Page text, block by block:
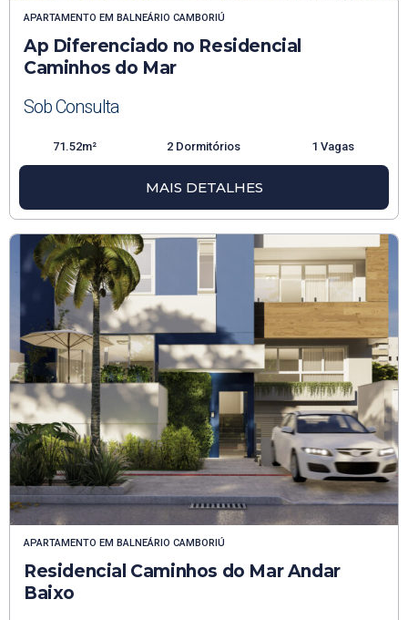
APARTAMENTO EM BALNEÁRIO CAMBORIÚ
Ap Diferenciado no Residencial
Caminhos do Mar
Sob Consulta
71.52m² 2 Dormitórios 1 Vagas
MAIS DETALHES
APARTAMENTO EM BALNEÁRIO CAMBORIÚ
Residencial Caminhos do Mar Andar
Baixo